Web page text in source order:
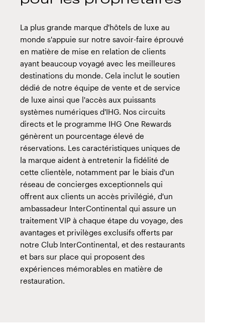
La plus grande marque d'hôtels de luxe au
monde s'appuie sur notre savoir-faire éprouvé
en matière de mise en relation de clients
ayant beaucoup voyagé avec les meilleures
destinations du monde. Cela inclut le soutien
dédié de notre équipe de vente et de service
de luxe ainsi que l'accès aux puissants
systèmes numériques d'IHG. Nos circuits
directs et le programme IHG One Rewards
génèrent un pourcentage élevé de
réservations. Les caractéristiques uniques de
la marque aident à entretenir la fidélité de
cette clientèle, notamment par le biais d'un
réseau de concierges exceptionnels qui
offrent aux clients un accès privilégié, d'un
ambassadeur InterContinental qui assure un
traitement VIP à chaque étape du voyage, des
avantages et privilèges exclusifs offerts par
notre Club InterContinental, et des restaurants
et bars sur place qui proposent des
expériences mémorables en matière de
restauration.